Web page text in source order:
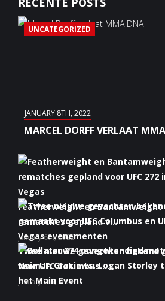
UNCATEGORIZED
JANUARY 8TH, 2022
MARCEL DORFF VERLAAT
Featherweight en
rematches gepland v...
January 6th, 2022
Twee nieuwe gevechten bekend
voor UFC Columbus ...
January 5th, 2022